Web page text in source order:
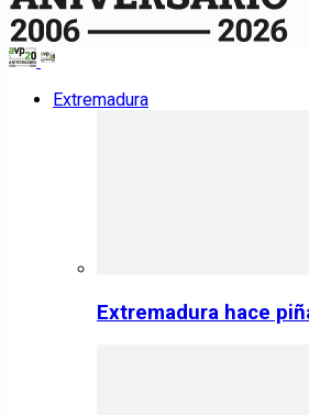
Extremadura
Extremadura hace